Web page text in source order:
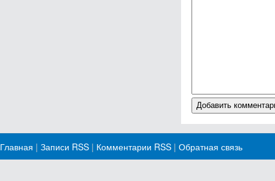
Главная | Записи RSS | Комментарии RSS | Обратная связь